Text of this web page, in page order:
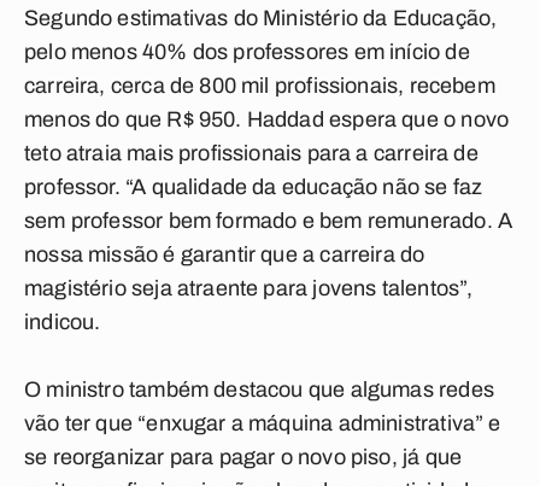
Segundo estimativas do Ministério da Educação,
pelo menos 40% dos professores em início de
carreira, cerca de 800 mil profissionais, recebem
menos do que R$ 950. Haddad espera que o novo
teto atraia mais profissionais para a carreira de
professor. “A qualidade da educação não se faz
sem professor bem formado e bem remunerado. A
nossa missão é garantir que a carreira do
magistério seja atraente para jovens talentos”,
indicou.
O ministro também destacou que algumas redes
vão ter que “enxugar a máquina administrativa” e
se reorganizar para pagar o novo piso, já que